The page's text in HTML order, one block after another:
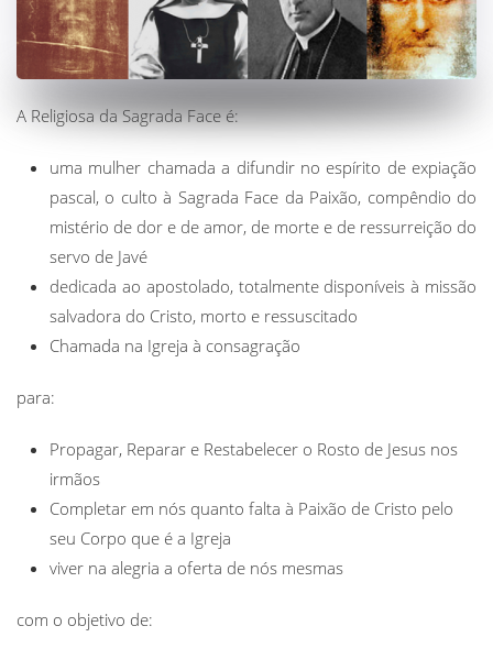
A Religiosa da Sagrada Face é:
uma mulher chamada a difundir no espírito de expiação
pascal, o culto à Sagrada Face da Paixão, compêndio do
mistério de dor e de amor, de morte e de ressurreição do
servo de Javé
dedicada ao apostolado, totalmente disponíveis à missão
salvadora do Cristo, morto e ressuscitado
Chamada na Igreja à consagração
para:
Propagar, Reparar e Restabelecer o Rosto de Jesus nos
irmãos
Completar em nós quanto falta à Paixão de Cristo pelo
seu Corpo que é a Igreja
viver na alegria a oferta de nós mesmas
com o objetivo de: